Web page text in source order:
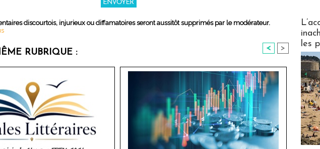
discourtois, injurieux ou diffamatoires seront aussitôt supprimés par le modérateur.
RUBRIQUE : < >
les